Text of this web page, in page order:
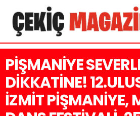
PİŞMANİYE
DİKKATİNE!
İZMİT PİŞMANİYE,